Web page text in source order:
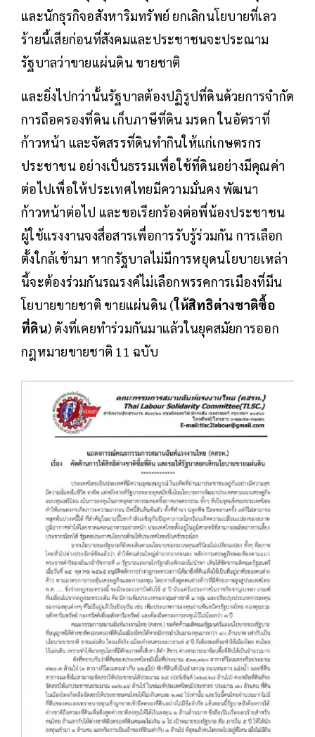
และนักธุรกิจอสังหาริมทรัพย์ ยกเลิกนโยบายที่เลว
ร้ายนี้เสียก่อนที่สังคมและประชาชนจะประณาม
รัฐบาลว่าขายแผ่นดิน ขายชาติ
และยิ่งไปกว่านั้นรัฐบาลต้องปฏิรูปที่ดินด้วยการจำกัด
การถือครองที่ดิน เก็บภาษีที่ดิน มรดก ในอัตราที่
ก้าวหน้า และจัดสรรที่ดินทำกินให้แก่เกษตรกร
ประชาชน อย่างเป็นธรรมเพื่อใช้ที่ดินอย่างมีคุณค่า
ต่อไปเพื่อให้ประเทศไทยมีความมั่นคง พัฒนา
ก้าวหน้าต่อไป และขอเรียกร้องต่อพี่น้องประชาชน
ผู้ใช้แรงงานจงสื่อสารเพื่อการรับรู้ร่วมกัน การเลือก
ตั้งใกล้เข้ามา หากรัฐบาลไม่มีการหยุดนโยบายเหล่า
นี้จะต้องร่วมกันรณรงค์ไม่เลือกพรรคการเมืองที่มีน
โยบายขายชาติ ขายแผ่นดิน (ให้สิทธิต่างชาติซื้อ
ที่ดิน) ดังที่เคยทำร่วมกันมาแล้วในยุคสมัยการออก
กฎหมายขายชาติ 11 ฉบับ